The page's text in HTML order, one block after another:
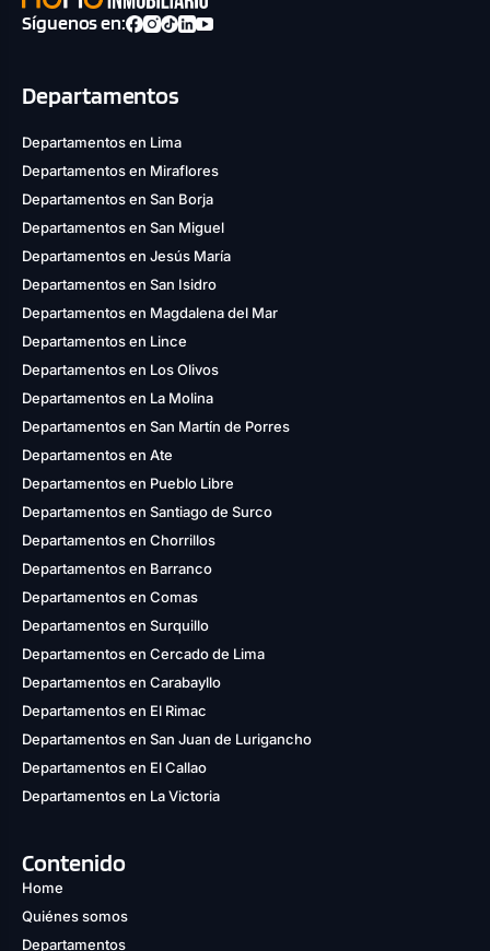
Síguenos en:
Departamentos
Departamentos en Lima
Departamentos en Miraflores
Departamentos en San Borja
Departamentos en San Miguel
Departamentos en Jesús María
Departamentos en San Isidro
Departamentos en Magdalena del Mar
Departamentos en Lince
Departamentos en Los Olivos
Departamentos en La Molina
Departamentos en San Martín de Porres
Departamentos en Ate
Departamentos en Pueblo Libre
Departamentos en Santiago de Surco
Departamentos en Chorrillos
Departamentos en Barranco
Departamentos en Comas
Departamentos en Surquillo
Departamentos en Cercado de Lima
Departamentos en Carabayllo
Departamentos en El Rimac
Departamentos en San Juan de Lurigancho
Departamentos en El Callao
Departamentos en La Victoria
Contenido
Home
Quiénes somos
Departamentos